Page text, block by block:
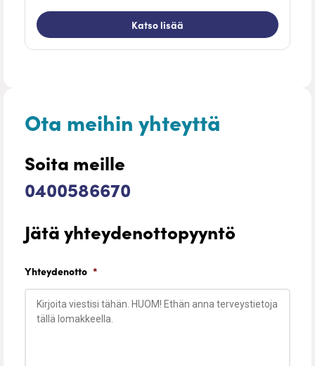
Katso lisää
Ota meihin yhteyttä
Soita meille
0400586670
Jätä yhteydenottopyyntö
Yhteydenotto *